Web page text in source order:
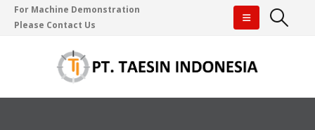
For Machine Demonstration
Please Contact Us